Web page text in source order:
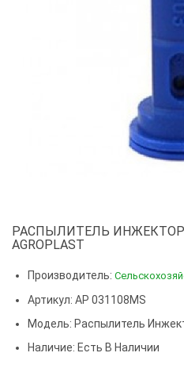
РАСПЫЛИТЕЛЬ
AGROPLAST
Производитель:
Артикул: AP 031108MS
Модель: Распылитель
Наличие: Есть В Наличии